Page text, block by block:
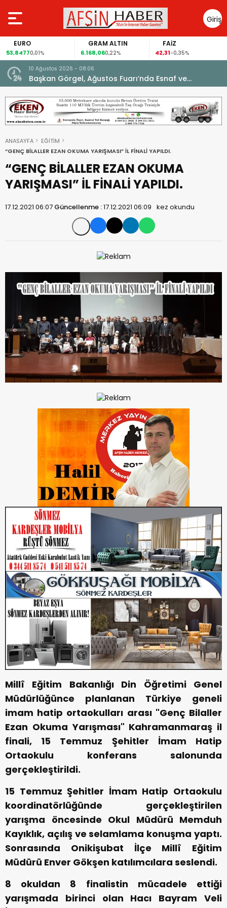
Giriş
Yap
EURO
53,84770,01%
GRAM ALTIN
6.168,060,22%
FAİZ
42,31-0,35%
10 Ağustos 2026 - 08:06
Başkan Görgel, Ağustos Fuarı’nda Esnaf ve
Vatandaşlarla Buluştu.
ANASAYFA
EĞİTİM
“GENÇ BİLALLER EZAN OKUMA YARIŞMASI” İL FİNALİ YAPILDI.
“GENÇ BİLALLER EZAN OKUMA
YARIŞMASI” İL FİNALİ YAPILDI.
17.12.2021 06:07 Güncellenme :17.12.2021 06:09 kez okundu
Millî Eğitim Bakanlığı Din Öğretimi Genel
Müdürlüğünce planlanan Türkiye geneli
imam hatip ortaokulları arası "Genç Bilaller
Ezan Okuma Yarışması" Kahramanmaraş il
finali, 15 Temmuz Şehitler İmam Hatip
Ortaokulu konferans salonunda
gerçekleştirildi.
15 Temmuz Şehitler İmam Hatip Ortaokulu
koordinatörlüğünde gerçekleştirilen
yarışma öncesinde Okul Müdürü Memduh
Kayıklık, açılış ve selamlama konuşma yaptı.
Sonrasında Onikişubat İlçe Millî Eğitim
Müdürü Enver Gökşen katılımcılara seslendi.
8 okuldan 8 finalistin mücadele ettiği
yarışmada birinci olan Hacı Bayram Veli